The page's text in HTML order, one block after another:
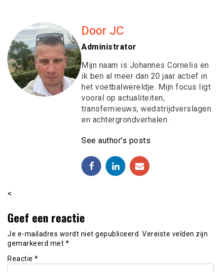
Door JC
Administrator
Mijn naam is Johannes Cornelis en
ik ben al meer dan 20 jaar actief in
het voetbalwereldje. Mijn focus ligt
vooral op actualiteiten,
transfernieuws, wedstrijdverslagen
en achtergrondverhalen.
See author's posts
<
Geef een reactie
Je e-mailadres wordt niet gepubliceerd. Vereiste velden zijn
gemarkeerd met *
Reactie *